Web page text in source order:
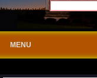
MENU